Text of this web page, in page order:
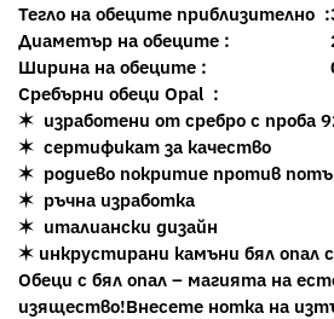
Тегло на обеците приблизително :
Диаметър на обеците :
Ширина на обеците :
Сребърни обеци Opal :
✶ изработени от сребро с проба
✶ сертификат за качество
✶ родиево покритие против
✶ ръчна изработка
✶ италиански дизайн
✶ инкрустирани камъни бял опал
Обеци с бял опал – магията на
изящество!Внесете нотка на